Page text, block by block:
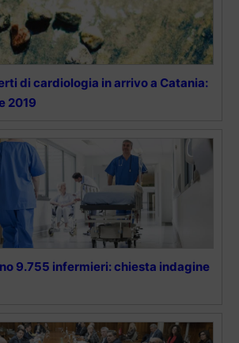
di cardiologia in arrivo a Catania:
2019
9.755 infermieri: chiesta indagine